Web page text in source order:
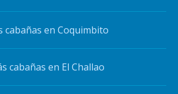
cabañas en Coquimbito
cabañas en El Challao